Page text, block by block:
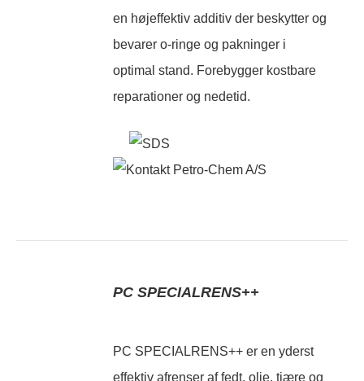
en højeffektiv additiv der beskytter og
bevarer o-ringe og pakninger i
optimal stand. Forebygger kostbare
reparationer og nedetid.
PC SPECIALRENS++
PC SPECIALRENS++ er en yderst
effektiv afrenser af fedt, olie, tjære og